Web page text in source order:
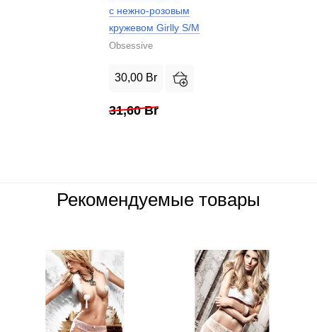
с нежно-розовым
кружевом Girlly S/M
Obsessive
30,00 Br
31,60Br
Рекомендуемые товары